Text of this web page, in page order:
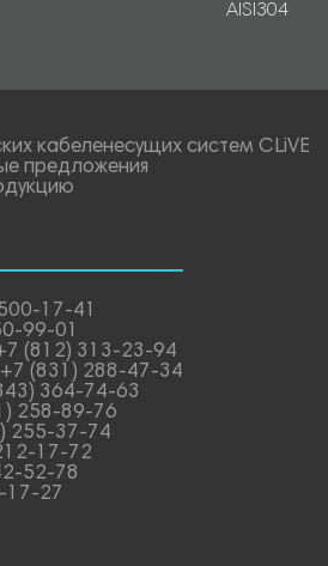
AISI304
кабеленесущих систем CLiVE
предложения
17-41
99-01
(812) 313-23-94
+7 (831) 288-47-34
364-74-63
258-89-76
255-37-74
17-72
52-78
17-27